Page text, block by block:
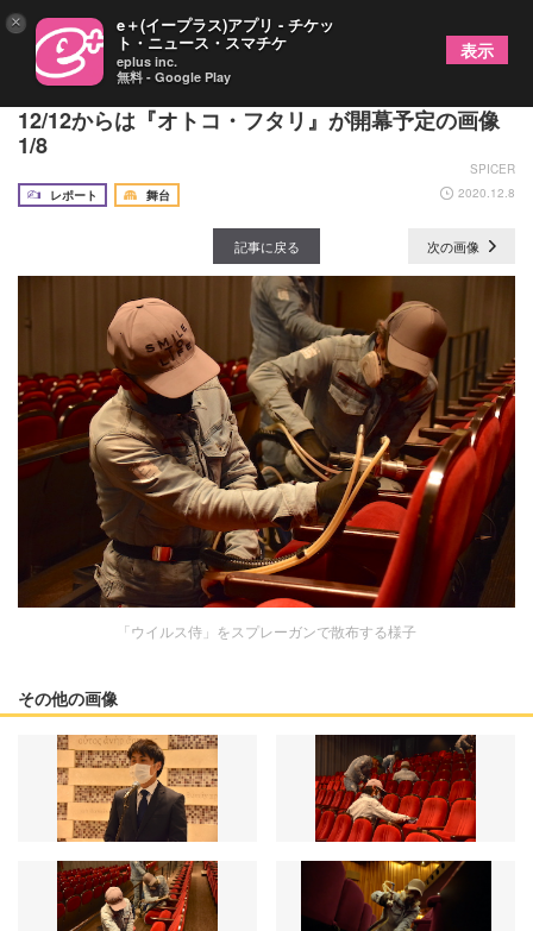
シアタークリエで感染症対策の除菌作業を公開
12/12からは『オトコ・フタリ』が開幕予定の画像
1/8
SPICER
レポート
舞台 2020.12.8
記事に戻る 次の画像
「ウイルス侍」をスプレーガンで散布する様子
その他の画像
× e＋(イープラス)アプリ - チケッ
ト・ニュース・スマチケ
eplus inc.
無料 - Google Play
表示